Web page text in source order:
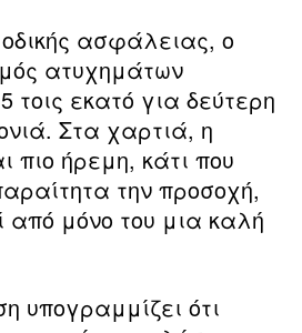
ασφάλειας, ο
ατυχημάτων
τοις εκατό για δεύτερη
Στα χαρτιά, η
πιο ήρεμη, κάτι που
την προσοχή,
μόνο του μια καλή
υπογραμμίζει ότι